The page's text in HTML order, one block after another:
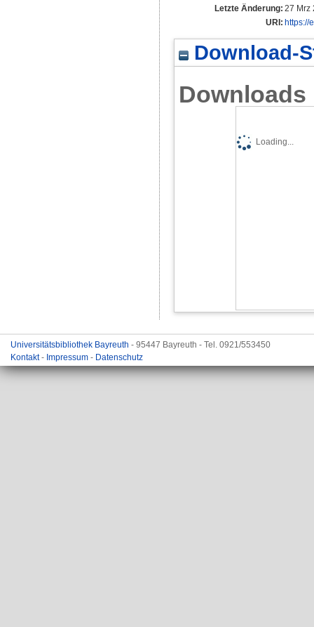
Letzte Änderung: 27 Mrz
URI: https://
Download-
Downloads
Loading...
Universitätsbibliothek Bayreuth - 95447 Bayreuth - Tel. 0921/553450
Kontakt- Impressum - Datenschutz